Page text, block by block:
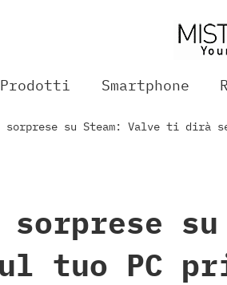
Prodotti Smartphone
sorprese su Steam: Valve ti dirà
sorprese
tuo PC